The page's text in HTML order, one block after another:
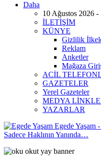
Daha
10 Ağustos 2026 -
İLETİŞİM
KÜNYE
Gizlilik
Reklam
Anketler
Mağaza
ACİL
GAZETELER
Yerel Gazeteler
MEDYA
YAZARLAR
Egede Yaşam
Sadece Haklının Yanında…